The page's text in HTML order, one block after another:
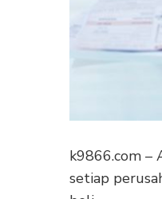
k9866.com –
setiap